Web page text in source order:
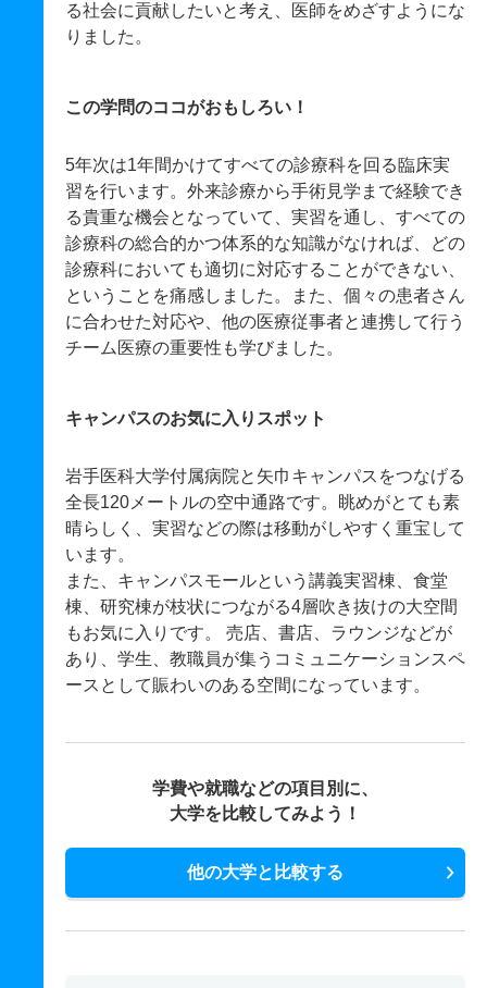
る社会に貢献したいと考え、医師をめざすようにな
りました。
この学問のココがおもしろい！
5年次は1年間かけてすべての診療科を回る臨床実
習を行います。外来診療から手術見学まで経験でき
る貴重な機会となっていて、実習を通し、すべての
診療科の総合的かつ体系的な知識がなければ、どの
診療科においても適切に対応することができない、
ということを痛感しました。また、個々の患者さん
に合わせた対応や、他の医療従事者と連携して行う
チーム医療の重要性も学びました。
キャンパスのお気に入りスポット
岩手医科大学付属病院と矢巾キャンパスをつなげる
全長120メートルの空中通路です。眺めがとても素
晴らしく、実習などの際は移動がしやすく重宝して
います。
また、キャンパスモールという講義実習棟、食堂
棟、研究棟が枝状につながる4層吹き抜けの大空間
もお気に入りです。 売店、書店、ラウンジなどが
あり、学生、教職員が集うコミュニケーションスペ
ースとして賑わいのある空間になっています。
学費や就職などの項目別に、
大学を比較してみよう！
他の大学と比較する